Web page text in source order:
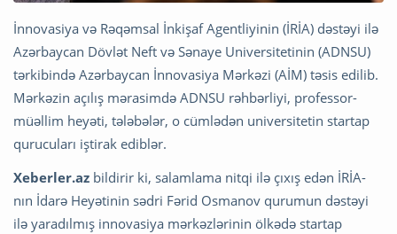
İnnovasiya və Rəqəmsal İnkişaf Agentliyinin (İRİA) dəstəyi ilə
Azərbaycan Dövlət Neft və Sənaye Universitetinin (ADNSU)
tərkibində Azərbaycan İnnovasiya Mərkəzi (AİM) təsis edilib.
Mərkəzin açılış mərasimdə ADNSU rəhbərliyi, professor-
müəllim heyəti, tələbələr, o cümlədən universitetin startap
qurucuları iştirak ediblər.
Xeberler.az bildirir ki, salamlama nitqi ilə çıxış edən İRİA-
nın İdarə Heyətinin sədri Fərid Osmanov qurumun dəstəyi
ilə yaradılmış innovasiya mərkəzlərinin ölkədə startap